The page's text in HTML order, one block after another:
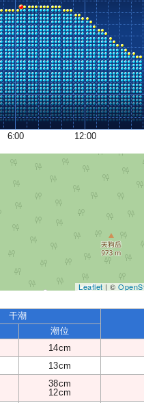
6:00 12:00
Leaflet| ©
干潮
潮位
14cm
13cm
38cm
12cm